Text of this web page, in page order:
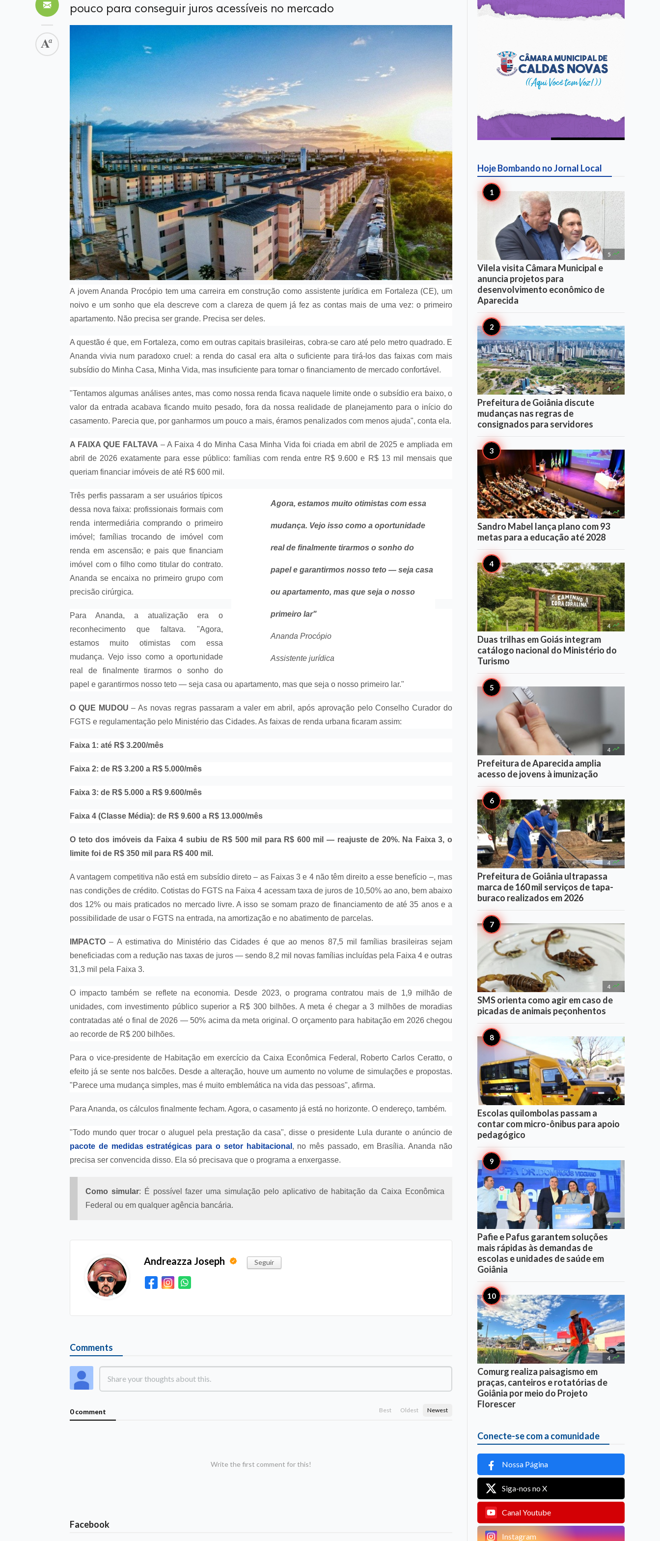
pouco para conseguir juros acessíveis no mercado
A jovem Ananda Procópio tem uma carreira em construção como assistente jurídica em Fortaleza (CE), um
noivo e um sonho que ela descreve com a clareza de quem já fez as contas mais de uma vez: o primeiro
apartamento. Não precisa ser grande. Precisa ser deles.
A questão é que, em Fortaleza, como em outras capitais brasileiras, cobra-se caro até pelo metro quadrado. E
Ananda vivia num paradoxo cruel: a renda do casal era alta o suficiente para tirá-los das faixas com mais
subsídio do Minha Casa, Minha Vida, mas insuficiente para tornar o financiamento de mercado confortável.
"Tentamos algumas análises antes, mas como nossa renda ficava naquele limite onde o subsídio era baixo, o
valor da entrada acabava ficando muito pesado, fora da nossa realidade de planejamento para o início do
casamento. Parecia que, por ganharmos um pouco a mais, éramos penalizados com menos ajuda", conta ela.
A FAIXA QUE FALTAVA – A Faixa 4 do Minha Casa Minha Vida foi criada em abril de 2025 e ampliada em
abril de 2026 exatamente para esse público: famílias com renda entre R$ 9.600 e R$ 13 mil mensais que
queriam financiar imóveis de até R$ 600 mil.
Agora, estamos muito otimistas com essa
mudança. Vejo isso como a oportunidade
real de finalmente tirarmos o sonho do
papel e garantirmos nosso teto — seja casa
ou apartamento, mas que seja o nosso
primeiro lar"
Ananda Procópio
Assistente jurídica
Três perfis passaram a ser usuários típicos
dessa nova faixa: profissionais formais com
renda intermediária comprando o primeiro
imóvel; famílias trocando de imóvel com
renda em ascensão; e pais que financiam
imóvel com o filho como titular do contrato.
Ananda se encaixa no primeiro grupo com
precisão cirúrgica.
Para Ananda, a atualização era o
reconhecimento que faltava. "Agora,
estamos muito otimistas com essa
mudança. Vejo isso como a oportunidade
real de finalmente tirarmos o sonho do
papel e garantirmos nosso teto — seja casa ou apartamento, mas que seja o nosso primeiro lar."
O QUE MUDOU – As novas regras passaram a valer em abril, após aprovação pelo Conselho Curador do
FGTS e regulamentação pelo Ministério das Cidades. As faixas de renda urbana ficaram assim:
Faixa 1: até R$ 3.200/mês
Faixa 2: de R$ 3.200 a R$ 5.000/mês
Faixa 3: de R$ 5.000 a R$ 9.600/mês
Faixa 4 (Classe Média): de R$ 9.600 a R$ 13.000/mês
O teto dos imóveis da Faixa 4 subiu de R$ 500 mil para R$ 600 mil — reajuste de 20%. Na Faixa 3, o
limite foi de R$ 350 mil para R$ 400 mil.
A vantagem competitiva não está em subsídio direto – as Faixas 3 e 4 não têm direito a esse benefício –, mas
nas condições de crédito. Cotistas do FGTS na Faixa 4 acessam taxa de juros de 10,50% ao ano, bem abaixo
dos 12% ou mais praticados no mercado livre. A isso se somam prazo de financiamento de até 35 anos e a
possibilidade de usar o FGTS na entrada, na amortização e no abatimento de parcelas.
IMPACTO – A estimativa do Ministério das Cidades é que ao menos 87,5 mil famílias brasileiras sejam
beneficiadas com a redução nas taxas de juros — sendo 8,2 mil novas famílias incluídas pela Faixa 4 e outras
31,3 mil pela Faixa 3.
O impacto também se reflete na economia. Desde 2023, o programa contratou mais de 1,9 milhão de
unidades, com investimento público superior a R$ 300 bilhões. A meta é chegar a 3 milhões de moradias
contratadas até o final de 2026 — 50% acima da meta original. O orçamento para habitação em 2026 chegou
ao recorde de R$ 200 bilhões.
Para o vice-presidente de Habitação em exercício da Caixa Econômica Federal, Roberto Carlos Ceratto, o
efeito já se sente nos balcões. Desde a alteração, houve um aumento no volume de simulações e propostas.
"Parece uma mudança simples, mas é muito emblemática na vida das pessoas", afirma.
Para Ananda, os cálculos finalmente fecham. Agora, o casamento já está no horizonte. O endereço, também.
"Todo mundo quer trocar o aluguel pela prestação da casa", disse o presidente Lula durante o anúncio de
pacote de medidas estratégicas para o setor habitacional , no mês passado, em Brasília. Ananda não
precisa ser convencida disso. Ela só precisava que o programa a enxergasse.
Como simular: É possível fazer uma simulação pelo aplicativo de habitação da Caixa Econômica
Federal ou em qualquer agência bancária.
Andreazza Joseph Seguir
Comments
0 comment Best Oldest Newest
Write the first comment for this!
Facebook
Hoje Bombando noJornal Local
5 
Vilela visita Câmara Municipal e
anuncia projetos para
desenvolvimento econômico de
Aparecida
4 
Prefeitura de Goiânia discute
mudanças nas regras de
consignados para servidores
4 
Sandro Mabel lança plano com 93
metas para a educação até 2028
4 
Duas trilhas em Goiás integram
catálogo nacional do Ministério do
Turismo
4 
Prefeitura de Aparecida amplia
acesso de jovens à imunização
4 
Prefeitura de Goiânia ultrapassa
marca de 160 mil serviços de tapa-
buraco realizados em 2026
4 
SMS orienta como agir em caso de
picadas de animais peçonhentos
4 
Escolas quilombolas passam a
contar com micro-ônibus para apoio
pedagógico
4 
Pafie e Pafus garantem soluções
mais rápidas às demandas de
escolas e unidades de saúde em
Goiânia
4 
Comurg realiza paisagismo em
praças, canteiros e rotatórias de
Goiânia por meio do Projeto
Florescer
Conecte-se com a comunidade
Nossa Página
Siga-nos no X
Canal Youtube
Instagram